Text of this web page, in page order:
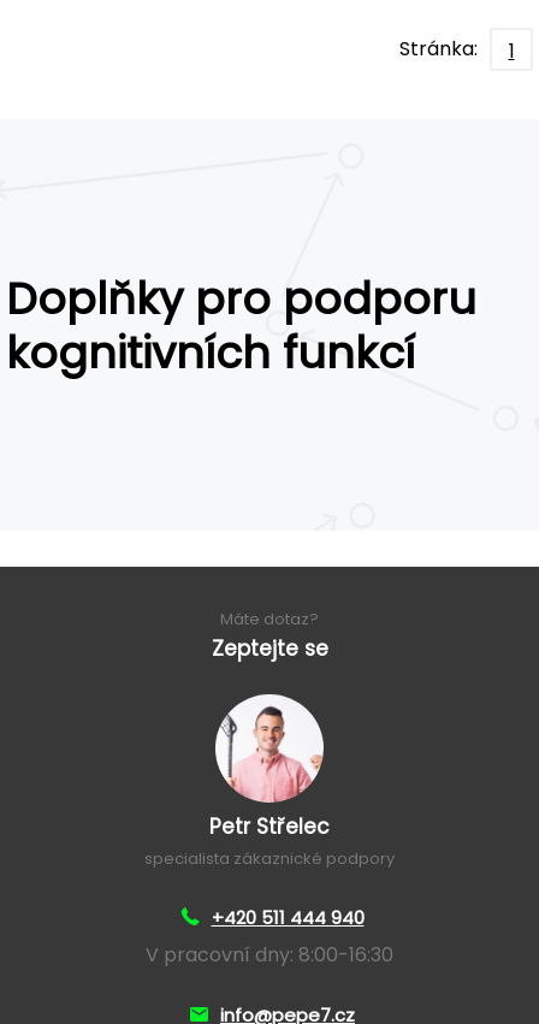
Stránka: 1
Doplňky pro podporu
kognitivních funkcí
Máte dotaz?
Zeptejte se
Petr Střelec
specialista zákaznické podpory
+420 511 444 940
V pracovní dny: 8:00-16:30
info@pepe7.cz